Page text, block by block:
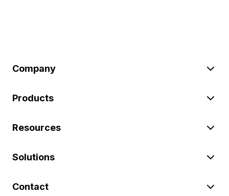
Company
Products
Resources
Solutions
Contact